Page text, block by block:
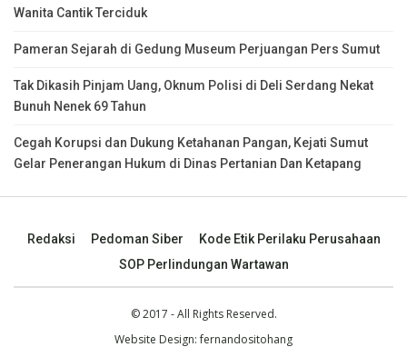
Wanita Cantik Terciduk
Pameran Sejarah di Gedung Museum Perjuangan Pers Sumut
Tak Dikasih Pinjam Uang, Oknum Polisi di Deli Serdang Nekat
Bunuh Nenek 69 Tahun
Cegah Korupsi dan Dukung Ketahanan Pangan, Kejati Sumut
Gelar Penerangan Hukum di Dinas Pertanian Dan Ketapang
Redaksi Pedoman Siber
Kode Etik Perilaku Perusahaan
SOP Perlindungan Wartawan
© 2017 - All Rights Reserved.
Website Design:fernandositohang